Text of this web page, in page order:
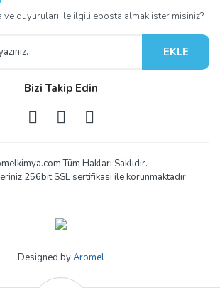
ve duyuruları ile ilgili eposta almak ister misiniz?
EKLE
Bizi Takip Edin
Tüm Hakları Saklıdır.
256bit SSL sertifikası ile korunmaktadır.
Designed byAromel